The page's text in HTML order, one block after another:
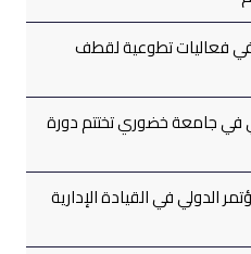
فعاليات تطوعية لقطف
في جامعة خضوري تختتم دورة
الدولي في القيادة الإدارية